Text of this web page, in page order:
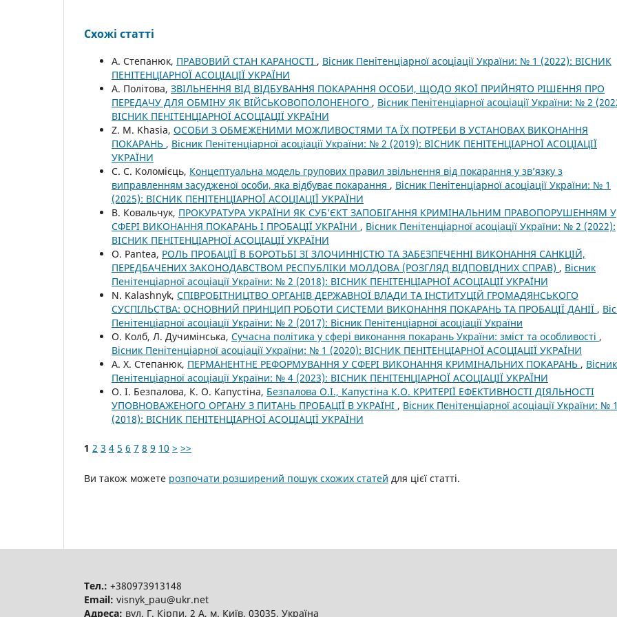
Схожі статті
А. Степанюк, ПРАВОВИЙ СТАН КАРАНОСТІ , Вісник Пенітенціарної асоціації України: № 1 (2022): ВІСНИК
ПЕНІТЕНЦІАРНОЇ АСОЦІАЦІЇ УКРАЇНИ
А. Політова, ЗВІЛЬНЕННЯ ВІД ВІДБУВАННЯ ПОКАРАННЯ ОСОБИ, ЩОДО ЯКОЇ ПРИЙНЯТО РІШЕННЯ ПРО
ПЕРЕДАЧУ ДЛЯ ОБМІНУ ЯК ВІЙСЬКОВОПОЛОНЕНОГО , Вісник Пенітенціарної асоціації України: № 2
ВІСНИК ПЕНІТЕНЦІАРНОЇ АСОЦІАЦІЇ УКРАЇНИ
Z. M. Khasia, ОСОБИ З ОБМЕЖЕНИМИ МОЖЛИВОСТЯМИ ТА ЇХ ПОТРЕБИ В УСТАНОВАХ ВИКОНАННЯ
ПОКАРАНЬ , Вісник Пенітенціарної асоціації України: № 2 (2019): ВІСНИК ПЕНІТЕНЦІАРНОЇ АСОЦІАЦІЇ
УКРАЇНИ
С. С. Коломієць, Концептуальна модель групових правил звільнення від покарання у зв’язку з
виправленням засудженої особи, яка відбуває покарання , Вісник Пенітенціарної асоціації України: № 1
(2025): ВІСНИК ПЕНІТЕНЦІАРНОЇ АСОЦІАЦІЇ УКРАЇНИ
В. Ковальчук, ПРОКУРАТУРА УКРАЇНИ ЯК СУБ’ЄКТ ЗАПОБІГАННЯ КРИМІНАЛЬНИМ ПРАВОПОРУШЕННЯМ У
СФЕРІ ВИКОНАННЯ ПОКАРАНЬ І ПРОБАЦІЇ УКРАЇНИ , Вісник Пенітенціарної асоціації України: № 2 (2022):
ВІСНИК ПЕНІТЕНЦІАРНОЇ АСОЦІАЦІЇ УКРАЇНИ
О. Pantea, РОЛЬ ПРОБАЦІЇ В БОРОТЬБІ ЗІ ЗЛОЧИННІСТЮ ТА ЗАБЕЗПЕЧЕННІ ВИКОНАННЯ САНКЦІЙ,
ПЕРЕДБАЧЕНИХ ЗАКОНОДАВСТВОМ РЕСПУБЛІКИ МОЛДОВА (РОЗГЛЯД ВІДПОВІДНИХ СПРАВ) , Вісник
Пенітенціарної асоціації України: № 2 (2018): ВІСНИК ПЕНІТЕНЦІАРНОЇ АСОЦІАЦІЇ УКРАЇНИ
N. Kalashnyk, СПІВРОБІТНИЦТВО ОРГАНІВ ДЕРЖАВНОЇ ВЛАДИ ТА ІНСТИТУЦІЙ ГРОМАДЯНСЬКОГО
СУСПІЛЬСТВА: ОСНОВНИЙ ПРИНЦИП РОБОТИ СИСТЕМИ ВИКОНАННЯ ПОКАРАНЬ ТА ПРОБАЦІЇ ДАНІЇ ,
Пенітенціарної асоціації України: № 2 (2017): Вісник Пенітенціарної асоціації України
О. Колб, Л. Дучимінська, Сучасна політика у сфері виконання покарань України: зміст та особливості ,
Вісник Пенітенціарної асоціації України: № 1 (2020): ВІСНИК ПЕНІТЕНЦІАРНОЇ АСОЦІАЦІЇ УКРАЇНИ
А. Х. Степанюк, ПЕРМАНЕНТНЕ РЕФОРМУВАННЯ У СФЕРІ ВИКОНАННЯ КРИМІНАЛЬНИХ ПОКАРАНЬ , Вісник
Пенітенціарної асоціації України: № 4 (2023): ВІСНИК ПЕНІТЕНЦІАРНОЇ АСОЦІАЦІЇ УКРАЇНИ
О. І. Безпалова, К. О. Капустіна, Безпалова О.І., Капустіна К.О. КРИТЕРІЇ ЕФЕКТИВНОСТІ ДІЯЛЬНОСТІ
УПОВНОВАЖЕНОГО ОРГАНУ З ПИТАНЬ ПРОБАЦІЇ В УКРАЇНІ , Вісник Пенітенціарної асоціації України: №
(2018): ВІСНИК ПЕНІТЕНЦІАРНОЇ АСОЦІАЦІЇ УКРАЇНИ
1 2 3 4 5 6 7 8 9 10 > >>
Ви також можете розпочати розширений пошук схожих статей для цієї статті.
Тел.: +380973913148
Email: visnyk_pau@ukr.net
Адреса: вул. Г. Кірпи, 2 А, м. Київ, 03035, Україна